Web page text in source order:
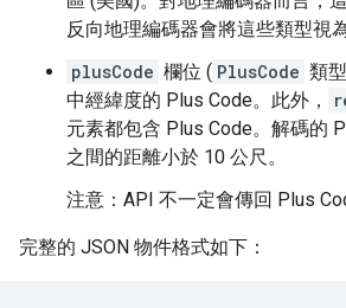
反向地理編碼器會將這些類型視
plusCode 欄位 ( PlusCode 類
中經緯度的 Plus Code。此外，
元素都包含 Plus Code。解碼的
之間的距離小於 10 公尺。
注意：API 不一定會傳回 Plus
完整的 JSON 物件格式如下：